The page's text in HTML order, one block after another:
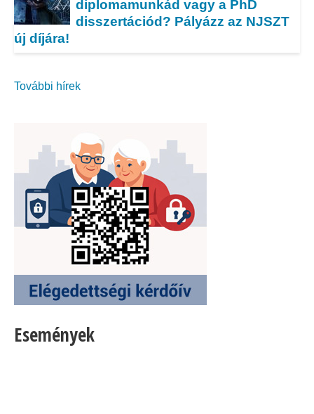
diplomamunkád vagy a PhD
disszertációd? Pályázz az NJSZT
új díjára!
További hírek
Események